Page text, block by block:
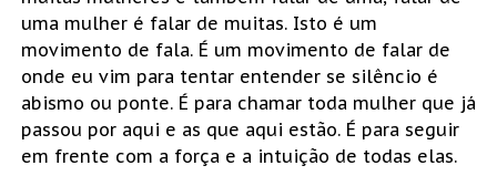
uma mulher é falar de muitas. Isto é um
movimento de fala. É um movimento de falar de
onde eu vim para tentar entender se silêncio é
abismo ou ponte. É para chamar toda mulher que já
passou por aqui e as que aqui estão. É para seguir
em frente com a força e a intuição de todas elas.